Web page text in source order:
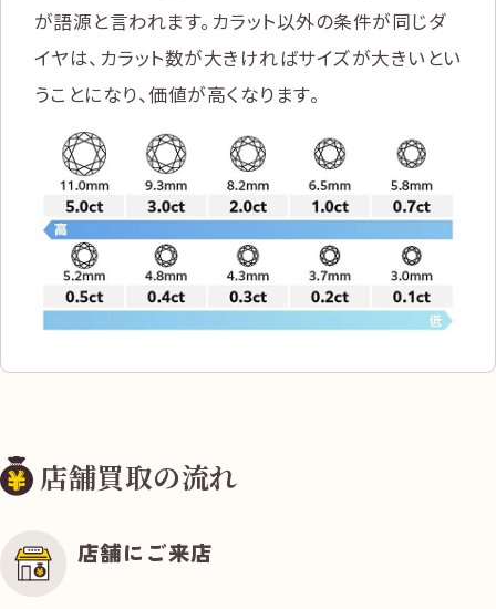
が語源と言われます。カラット以外の条件が同じダ
イヤは、カラット数が大きければサイズが大きいとい
うことになり、価値が高くなります。
店舗買取の流れ
店舗にご来店